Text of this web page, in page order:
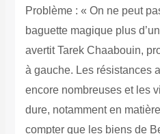
Problème : « On ne peut
baguette magique plus
avertit Tarek Chaabouin,
à gauche. Les résistances
encore nombreuses et les
dure, notamment en
compter que les biens de